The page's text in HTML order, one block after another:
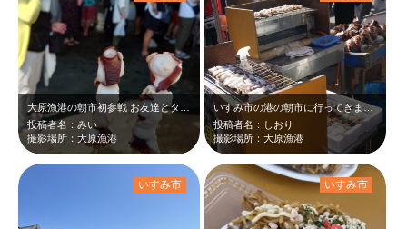
投稿者名：みい
撮影場所：大原漁港
いすみ市の港の朝市に行ってきました。 何本でもいけちゃうぷりっぷりのタコが絶…
投稿者名：しおり
撮影場所：大原漁港
いすみ市 いすみ市